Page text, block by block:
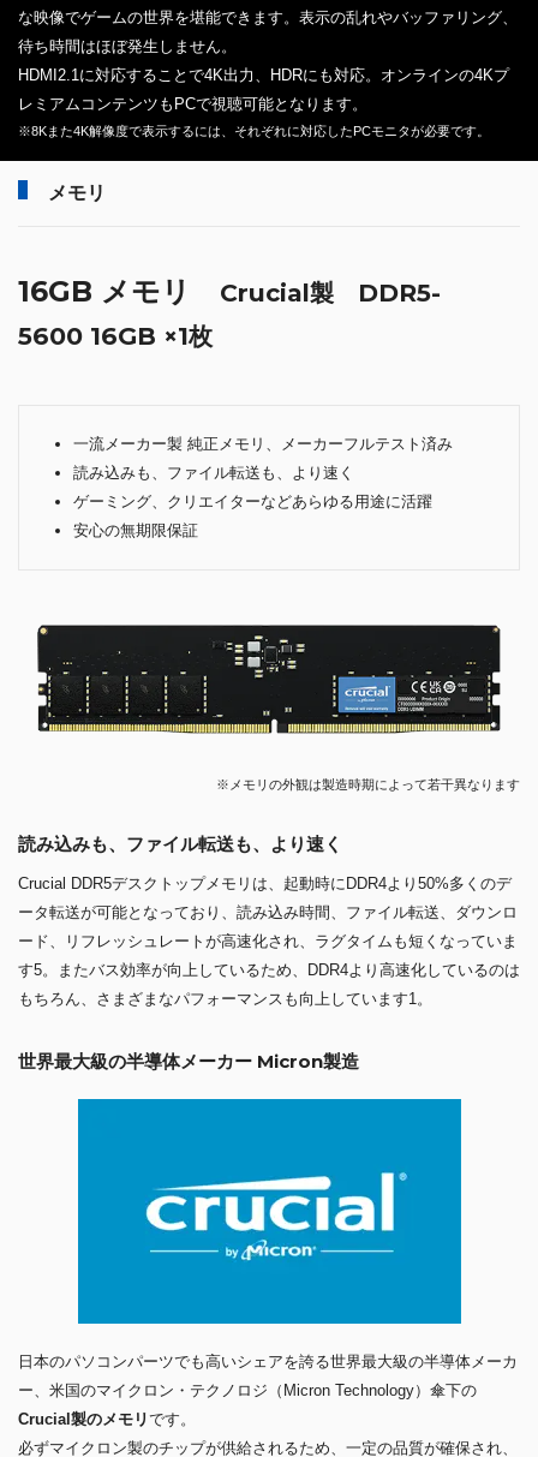
な映像でゲームの世界を堪能できます。表示の乱れやバッファリング、
待ち時間はほぼ発生しません。
HDMI2.1に対応することで4K出力、HDRにも対応。オンラインの4Kプ
レミアムコンテンツもPCで視聴可能となります。
※8Kまた4K解像度で表示するには、それぞれに対応したPCモニタが必要です。
メモリ
16GB メモリ
Crucial製 DDR5-
5600 16GB ×1枚
一流メーカー製 純正メモリ、メーカーフルテスト済み
読み込みも、ファイル転送も、より速く
ゲーミング、クリエイターなどあらゆる用途に活躍
安心の無期限保証
※メモリの外観は製造時期によって若干異なります
読み込みも、ファイル転送も、より速く
Crucial DDR5デスクトップメモリは、起動時にDDR4より50%多くのデ
ータ転送が可能となっており、読み込み時間、ファイル転送、ダウンロ
ード、リフレッシュレートが高速化され、ラグタイムも短くなっていま
す5。またバス効率が向上しているため、DDR4より高速化しているのは
もちろん、さまざまなパフォーマンスも向上しています1。
世界最大級の半導体メーカー Micron製造
日本のパソコンパーツでも高いシェアを誇る世界最大級の半導体メーカ
ー、米国のマイクロン・テクノロジ（Micron Technology）傘下の
Crucial製のメモリです。
必ずマイクロン製のチップが供給されるため、一定の品質が確保され、